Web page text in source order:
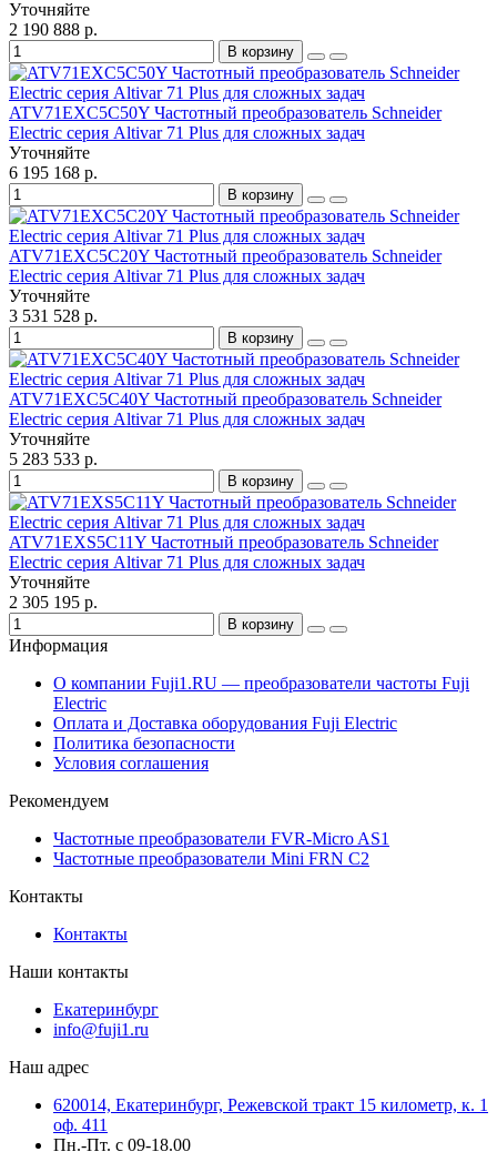
Уточняйте
2 190 888 р.
В корзину
ATV71EXC5С50Y Частотный преобразователь Schneider
Electric серия Altivar 71 Plus для сложных задач
Уточняйте
6 195 168 р.
В корзину
ATV71EXC5С20Y Частотный преобразователь Schneider
Electric серия Altivar 71 Plus для сложных задач
Уточняйте
3 531 528 р.
В корзину
ATV71EXC5С40Y Частотный преобразователь Schneider
Electric серия Altivar 71 Plus для сложных задач
Уточняйте
5 283 533 р.
В корзину
ATV71EXS5С11Y Частотный преобразователь Schneider
Electric серия Altivar 71 Plus для сложных задач
Уточняйте
2 305 195 р.
В корзину
Информация
О компании Fuji1.RU — преобразователи частоты Fuji
Electric
Оплата и Доставка оборудования Fuji Electric
Политика безопасности
Условия соглашения
Рекомендуем
Частотные преобразователи FVR-Micro AS1
Частотные преобразователи Mini FRN C2
Контакты
Контакты
Наши контакты
Екатеринбург
info@fuji1.ru
Наш адрес
620014, Екатеринбург, Режевской тракт 15 километр, к. 1
оф. 411
Пн.-Пт. с 09-18.00